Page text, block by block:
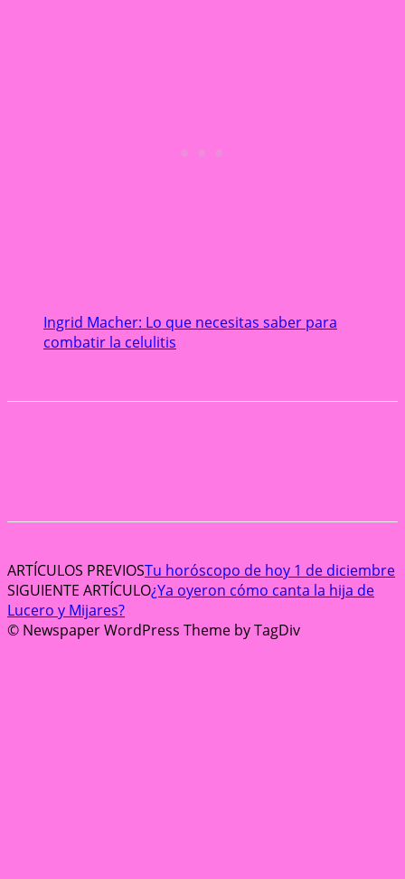
Ingrid Macher: Lo que necesitas saber para
combatir la celulitis
ARTÍCULOS PREVIOSTu horóscopo de hoy 1 de diciembre
SIGUIENTE ARTÍCULO¿Ya oyeron cómo canta la hija de
Lucero y Mijares?
© Newspaper WordPress Theme by TagDiv